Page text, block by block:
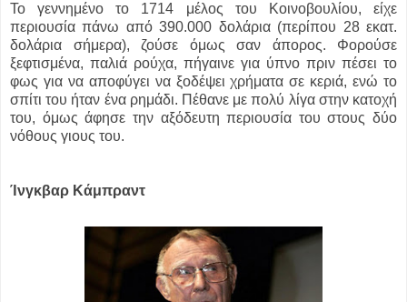
To γεννημένο το 1714 μέλος του Κοινοβουλίου, είχε
περιουσία πάνω από 390.000 δολάρια (περίπου 28 εκατ.
δολάρια σήμερα), ζούσε όμως σαν άπορος. Φορούσε
ξεφτισμένα, παλιά ρούχα, πήγαινε για ύπνο πριν πέσει το
φως για να αποφύγει να ξοδέψει χρήματα σε κεριά, ενώ το
σπίτι του ήταν ένα ρημάδι. Πέθανε με πολύ λίγα στην κατοχή
του, όμως άφησε την αξόδευτη περιουσία του στους δύο
νόθους γιους του.
Ίνγκβαρ Κάμπραντ